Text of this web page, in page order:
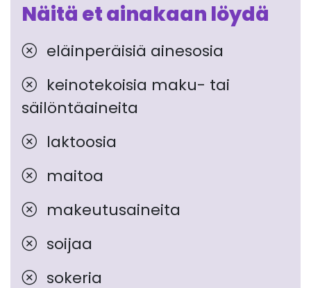
Näitä et ainakaan löydä
eläinperäisiä ainesosia
keinotekoisia maku- tai
säilöntäaineita
laktoosia
maitoa
makeutusaineita
soijaa
sokeria